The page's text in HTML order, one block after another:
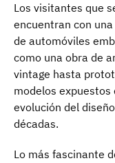
Los visitantes que
encuentran con
de automóviles
como una obra de
vintage hasta
modelos
evolución del
décadas.
Lo más fascinante